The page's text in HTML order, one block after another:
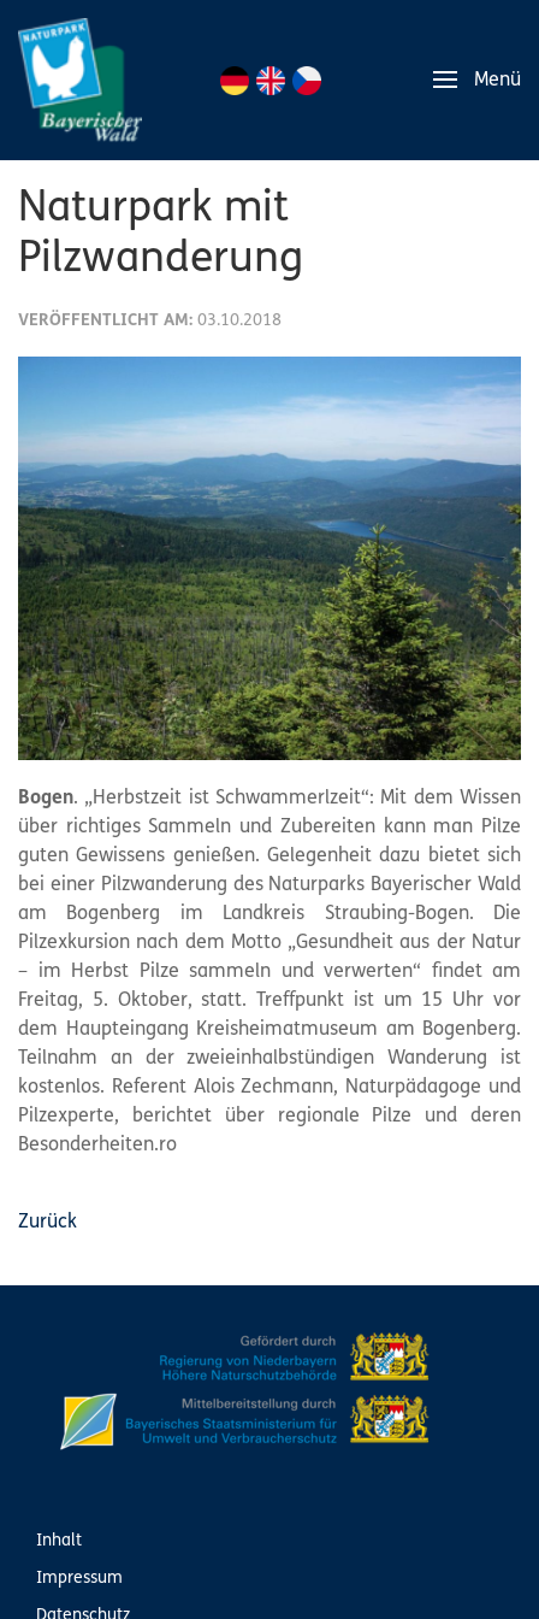
Menü
Naturpark mit
Pilzwanderung
VERÖFFENTLICHT AM: 03.10.2018
Bogen. „Herbstzeit ist Schwammerlzeit“: Mit dem Wissen
über richtiges Sammeln und Zubereiten kann man Pilze
guten Gewissens genießen. Gelegenheit dazu bietet sich
bei einer Pilzwanderung des Naturparks Bayerischer Wald
am Bogenberg im Landkreis Straubing-Bogen. Die
Pilzexkursion nach dem Motto „Gesundheit aus der Natur
– im Herbst Pilze sammeln und verwerten“ findet am
Freitag, 5. Oktober, statt. Treffpunkt ist um 15 Uhr vor
dem Haupteingang Kreisheimatmuseum am Bogenberg.
Teilnahm an der zweieinhalbstündigen Wanderung ist
kostenlos. Referent Alois Zechmann, Naturpädagoge und
Pilzexperte, berichtet über regionale Pilze und deren
Besonderheiten.ro
Zurück
Inhalt
Impressum